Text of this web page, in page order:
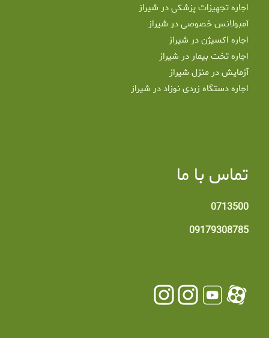
اجاره تجهیزات پزشکی در شیراز
آمبولانس خصوصی در شیراز
اجاره اکسیژن در شیراز
اجاره تخت بیمار در شیراز
آزمایش در منزل شیراز
اجاره دستگاه زردی نوزاد در شیراز
تماس با ما
0713500
09179308785